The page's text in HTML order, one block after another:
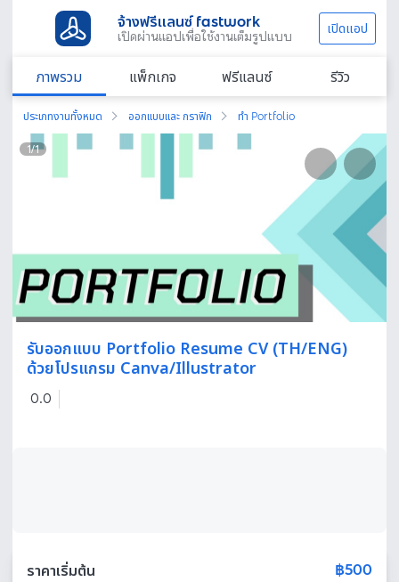
จ้างฟรีแลนซ์ fastwork
เปิดผ่านแอปเพื่อใช้งานเต็มรูปแบบ เปิดแอป
ภาพรวม แพ็กเกจ ฟรีแลนซ์ รีวิว
ประเภทงานทั้งหมด ออกแบบและ กราฟิก ทำ Portfolio
1/1
รับออกแบบ Portfolio Resume CV (TH/ENG)
ด้วยโปรแกรม Canva/Illustrator
0.0
ราคาเริ่มต้น ฿500